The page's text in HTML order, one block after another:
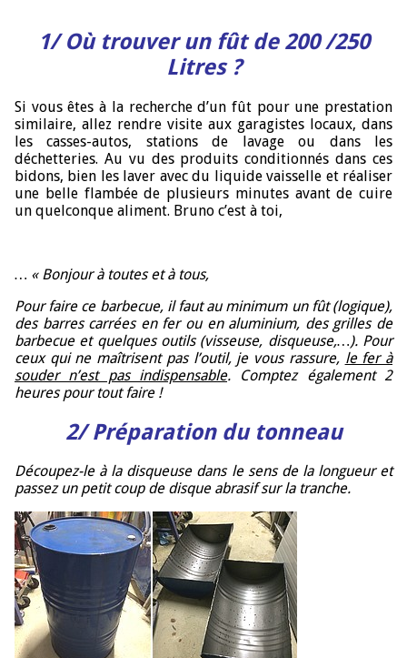
1/Où trouver un fût de 200 /250
Litres ?
Si vous êtes à la recherche d’un fût pour une prestation
similaire, allez rendre visite aux garagistes locaux, dans
les casses-autos, stations de lavage ou dans les
déchetteries. Au vu des produits conditionnés dans ces
bidons, bien les laver avec du liquide vaisselle et réaliser
une belle flambée de plusieurs minutes avant de cuire
un quelconque aliment. Bruno c’est à toi,
… « Bonjour à toutes et à tous,
Pour faire ce barbecue, il faut au minimum un fût (logique),
des barres carrées en fer ou en aluminium, des grilles de
barbecue et quelques outils (visseuse, disqueuse,…). Pour
ceux qui ne maîtrisent pas l’outil, je vous rassure, le fer à
souder n’est pas indispensable. Comptez également 2
heures pour tout faire !
2/ Préparation du tonneau
Découpez-le à la disqueuse dans le sens de la longueur et
passez un petit coup de disque abrasif sur la tranche.